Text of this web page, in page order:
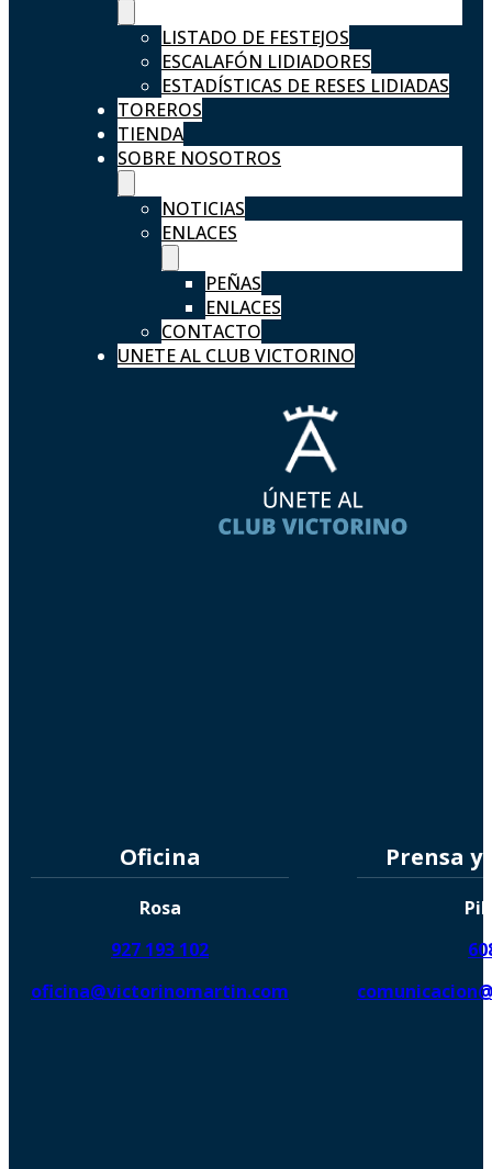
LISTADO DE FESTEJOS
ESCALAFÓN LIDIADORES
ESTADÍSTICAS DE RESES LIDIADAS
TOREROS
TIENDA
SOBRE NOSOTROS
NOTICIAS
ENLACES
PEÑAS
ENLACES
CONTACTO
UNETE AL CLUB VICTORINO
Oficina
Rosa
927 193 102
oficina@victorinomartin.com
Prensa